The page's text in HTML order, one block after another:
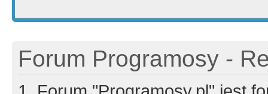
Forum Programosy -